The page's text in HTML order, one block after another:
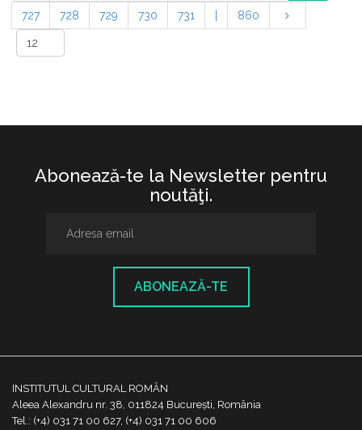
727 728 729 730 731 860
Abonează-te la Newsletter pentru
noutăţi.
ABONEAZĂ-TE
INSTITUTUL CULTURAL ROMÂN
Aleea Alexandru nr. 38, 011824 București, România
Tel.: (+4) 031 71 00 627, (+4) 031 71 00 606